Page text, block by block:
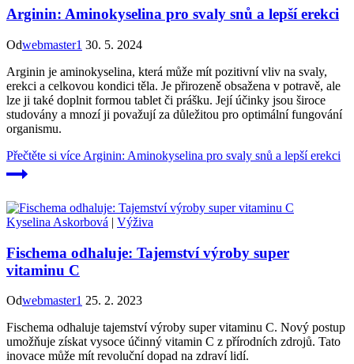
Arginin: Aminokyselina pro svaly snů a lepší erekci
Odwebmaster1 30. 5. 2024
Arginin je aminokyselina, která může mít pozitivní vliv na svaly,
erekci a celkovou kondici těla. Je přirozeně obsažena v potravě, ale
lze ji také doplnit formou tablet či prášku. Její účinky jsou široce
studovány a mnozí ji považují za důležitou pro optimální fungování
organismu.
Přečtěte si více Arginin: Aminokyselina pro svaly snů a lepší erekci
Kyselina Askorbová | Výživa
Fischema odhaluje: Tajemství výroby super
vitaminu C
Odwebmaster1 25. 2. 2023
Fischema odhaluje tajemství výroby super vitaminu C. Nový postup
umožňuje získat vysoce účinný vitamin C z přírodních zdrojů. Tato
inovace může mít revoluční dopad na zdraví lidí.